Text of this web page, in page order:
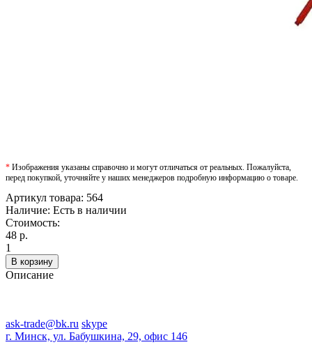
* Изображения указаны справочно и могут отличаться от реальных. Пожалуйста,
перед покупкой, уточняйте у наших менеджеров подробную информацию о товаре.
Артикул товара: 564
Наличие: Есть в наличии
Стоимость:
48 р.
1
В корзину
Описание
ask-trade@bk.ru skype
г. Минск, ул. Бабушкина, 29, офис 146